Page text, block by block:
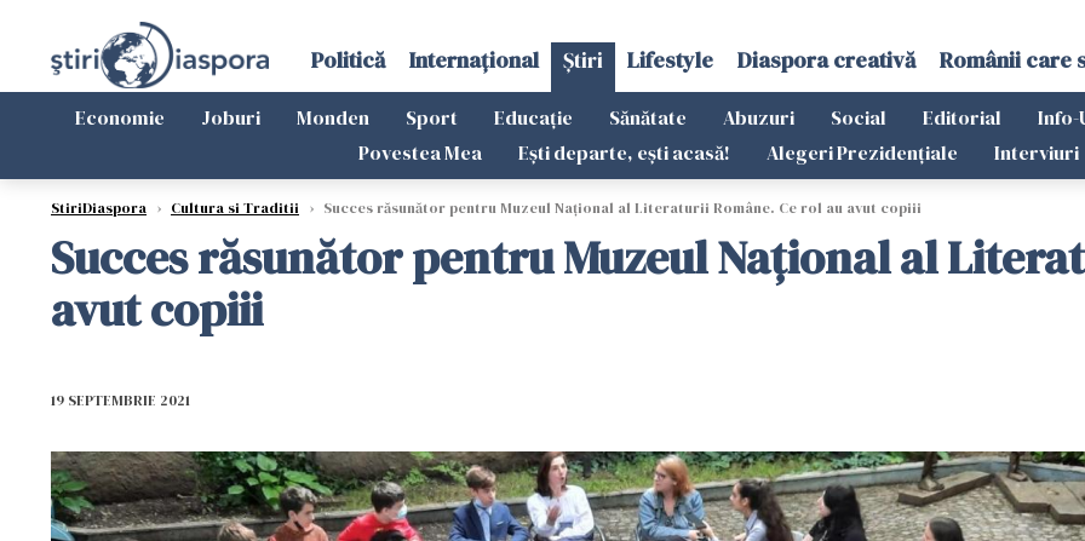
Politică Internațional Știri Lifestyle Diaspora creativă Românii care
Economie Joburi Monden Sport Educație Sănătate Abuzuri Social Editorial
Info-
Povestea Mea
Ești departe, ești acasă! Alegeri Prezidențiale Interviuri
StiriDiaspora › Cultura si Traditii › Succes răsunător pentru Muzeul Național al Literaturii Române. Ce rol au avut copiii
Succes răsunător pentru Muzeul Național al
avut copiii
19 SEPTEMBRIE 2021